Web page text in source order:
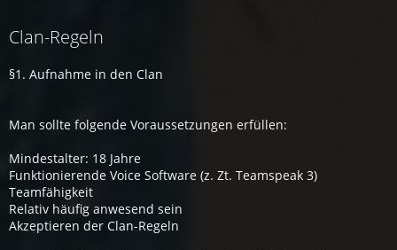
Clan-Regeln
§1. Aufnahme in den Clan
Man sollte folgende Voraussetzungen erfüllen:
Mindestalter: 18 Jahre
Funktionierende Voice Software (z. Zt. Teamspeak 3)
Teamfähigkeit
Relativ häufig anwesend sein
Akzeptieren der Clan-Regeln